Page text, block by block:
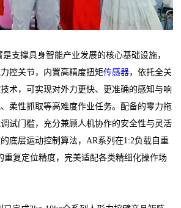
撑具身智能产业发展的核心基础设施，
控关节，内置高精度扭矩传感器，依托全关
术，可实现对外力更快、更准确的感知与响
柔性抓取等高难度作业任务。配备的零力拖
试门槛，充分兼顾人机协作的安全性与灵活
底层运动控制算法，AR系列在1:2负载自重
重复定位精度，完美适配各类精细化操作场